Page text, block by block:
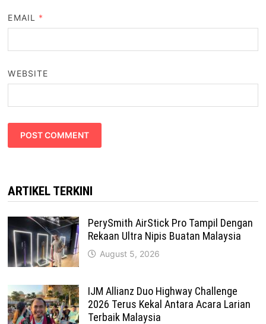
EMAIL *
WEBSITE
ARTIKEL TERKINI
PerySmith AirStick Pro Tampil Dengan
Rekaan Ultra Nipis Buatan Malaysia
August 5, 2026
IJM Allianz Duo Highway Challenge
2026 Terus Kekal Antara Acara Larian
Terbaik Malaysia